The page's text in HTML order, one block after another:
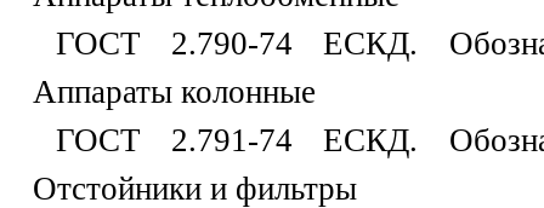
ГОСТ 2.790-74 ЕСКД.
Аппараты колонные
ГОСТ 2.791-74 ЕСКД.
Отстойники и фильтры